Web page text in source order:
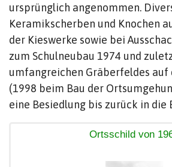
ursprünglich angenommen.
Keramikscherben und Knochen
der Kieswerke sowie bei
zum Schulneubau 1974 und
umfangreichen Gräberfeldes auf
(1998 beim Bau der
eine Besiedlung bis zurück in die
Ortsschild von